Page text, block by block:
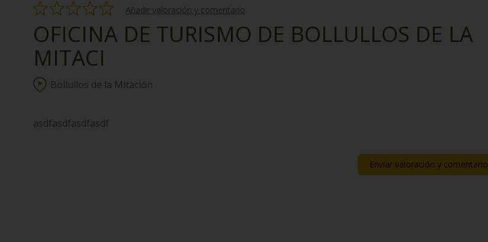
Añadir valoración y comentario
OFICINA DE TURISMO DE BOLLULLOS DE LA
MITACI
Bollullos de la Mitación
asdfasdfasdfasdf
Enviar valoración y comentario